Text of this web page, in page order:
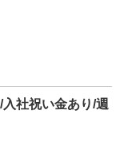
社祝い金あり/週